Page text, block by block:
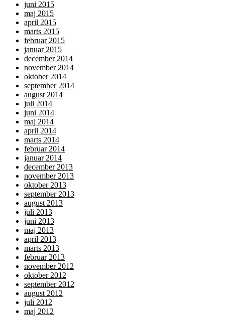
juni 2015
maj 2015
april 2015
marts 2015
februar 2015
januar 2015
december 2014
november 2014
oktober 2014
september 2014
august 2014
juli 2014
juni 2014
maj 2014
april 2014
marts 2014
februar 2014
januar 2014
december 2013
november 2013
oktober 2013
september 2013
august 2013
juli 2013
juni 2013
maj 2013
april 2013
marts 2013
februar 2013
november 2012
oktober 2012
september 2012
august 2012
juli 2012
maj 2012